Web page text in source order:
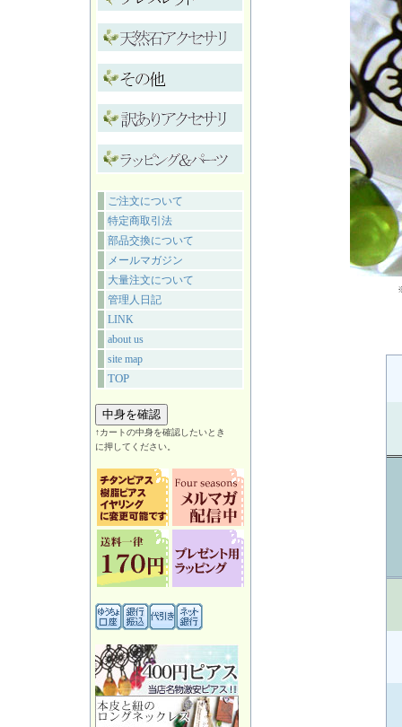
ご注文について
特定商取引法
部品交換について
メールマガジン
大量注文について
管理人日記
LINK
about us
site map
TOP
↑カートの中身を確認したいとき
に押してください。